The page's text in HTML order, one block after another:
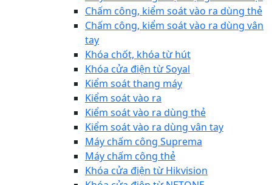
Chấm công, kiểm soát vào ra dùng thẻ
Chấm công, kiểm soát vào ra dùng vân
tay
Khóa chốt, khóa từ hút
Khóa cửa điện từ Soyal
Kiểm soát thang máy
Kiểm soát vào ra
Kiểm soát vào ra dùng thẻ
Kiểm soát vào ra dùng vân tay
Máy chấm công Suprema
Máy chấm công thẻ
Khóa cửa điện từ Hikvision